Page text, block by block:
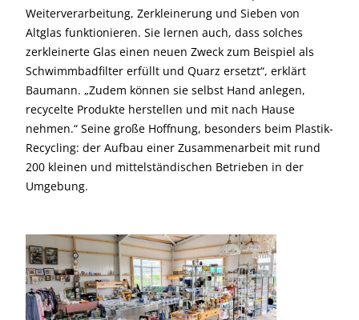
Weiterverarbeitung, Zerkleinerung und Sieben von
Altglas funktionieren. Sie lernen auch, dass solches
zerkleinerte Glas einen neuen Zweck zum Beispiel als
Schwimmbadfilter erfüllt und Quarz ersetzt“, erklärt
Baumann. „Zudem können sie selbst Hand anlegen,
recycelte Produkte herstellen und mit nach Hause
nehmen.“ Seine große Hoffnung, besonders beim Plastik-
Recycling: der Aufbau einer Zusammenarbeit mit rund
200 kleinen und mittelständischen Betrieben in der
Umgebung.